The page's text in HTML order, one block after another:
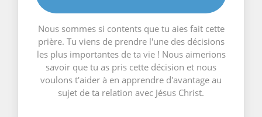
Nous sommes si contents que tu aies fait cette
prière. Tu viens de prendre l'une des décisions
les plus importantes de ta vie ! Nous aimerions
savoir que tu as pris cette décision et nous
voulons t'aider à en apprendre d'avantage au
sujet de ta relation avec Jésus Christ.